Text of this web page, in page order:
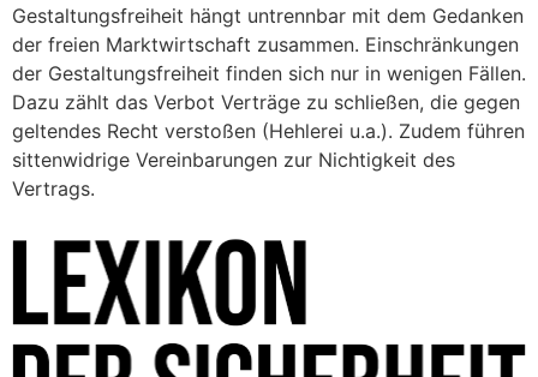
Gestaltungsfreiheit hängt untrennbar mit dem Gedanken
der freien Marktwirtschaft zusammen. Einschränkungen
der Gestaltungsfreiheit finden sich nur in wenigen Fällen.
Dazu zählt das Verbot Verträge zu schließen, die gegen
geltendes Recht verstoßen (Hehlerei u.a.). Zudem führen
sittenwidrige Vereinbarungen zur Nichtigkeit des
Vertrags.